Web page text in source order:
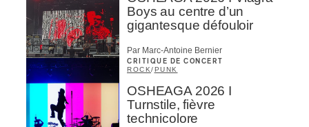
Boys au centre d’un
gigantesque défouloir
Par Marc-Antoine Bernier
CRITIQUE DE CONCERT
ROCK/PUNK
OSHEAGA 2026 I
Turnstile, fièvre
technicolore